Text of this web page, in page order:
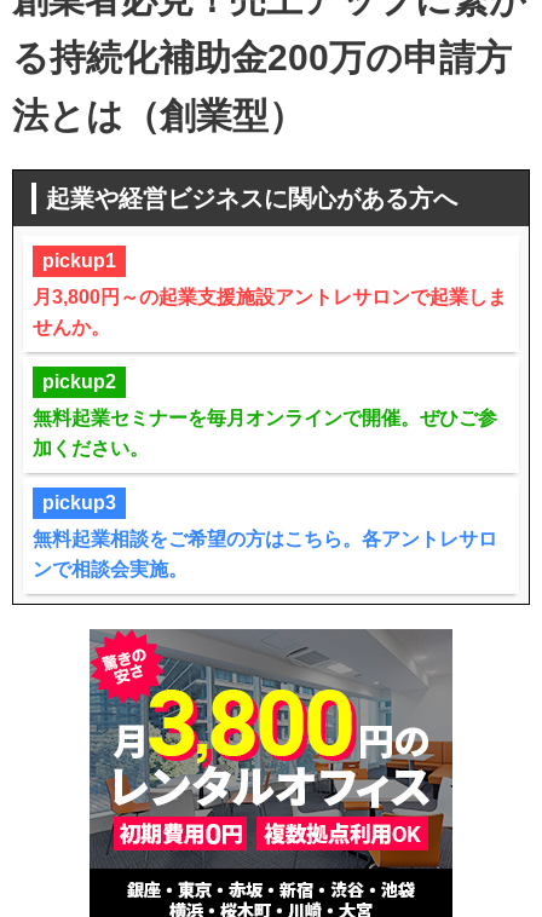
る持続化補助金200万の申請方
法とは（創業型）
起業や経営ビジネスに関心がある方へ
pickup1
月3,800円～の起業支援施設アントレサロンで起業しま
せんか。
pickup2
無料起業セミナーを毎月オンラインで開催。ぜひご参
加ください。
pickup3
無料起業相談をご希望の方はこちら。各アントレサロ
ンで相談会実施。